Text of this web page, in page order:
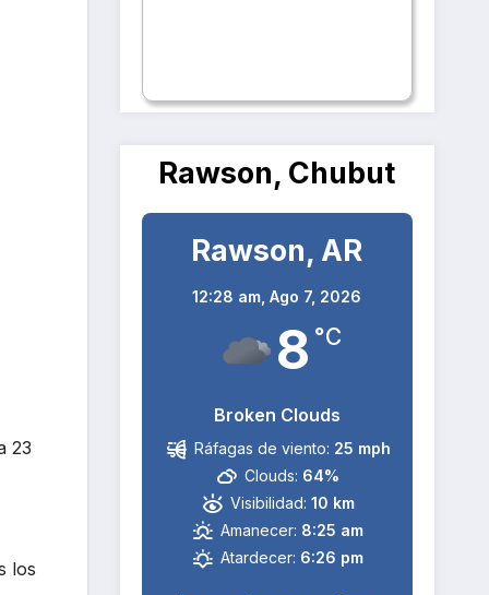
23
los
Rawson, Chubut
Rawson, AR
12:28 am,Ago 7, 2026
8 °C
Broken Clouds
Ráfagas de viento: 25 mph
Clouds: 64%
Visibilidad: 10 km
Amanecer: 8:25 am
Atardecer: 6:26 pm